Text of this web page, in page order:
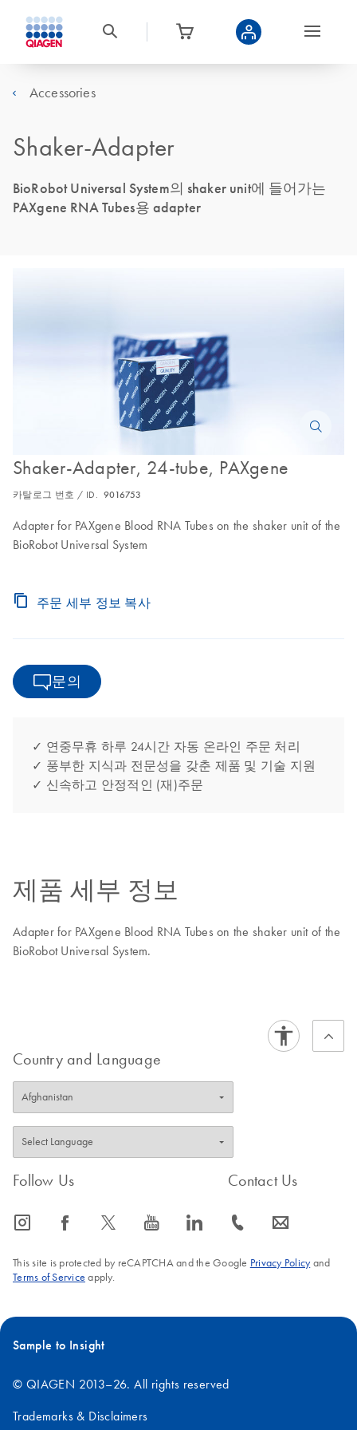
Accessories
Shaker-Adapter
BioRobot Universal System의 shaker unit에 들어가는
PAXgene RNA Tubes용 adapter
Shaker-Adapter, 24-tube, PAXgene
카탈로그 번호 / ID. 9016753
Adapter for PAXgene Blood RNA Tubes on the shaker unit of the
BioRobot Universal System
주문 세부 정보 복사
문의
✓ 연중무휴 하루 24시간 자동 온라인 주문 처리
✓ 풍부한 지식과 전문성을 갖춘 제품 및 기술 지원
✓ 신속하고 안정적인 (재)주문
제품 세부 정보
Adapter for PAXgene Blood RNA Tubes on the shaker unit of the
BioRobot Universal System.
Country and Language
Follow Us
icon_0065_instagram-s icon_0064_facebook-s icon_0340_cc_gen_x-s icon_0077_youtube-s icon_0066_linkedin-s
Contact Us
icon_0072_phone-s icon_0063_envelope-s
This site is protected by reCAPTCHA and the Google Privacy Policyand
Terms of Service apply.
Sample to Insight
© QIAGEN 2013–26. All rights reserved
Trademarks & Disclaimers